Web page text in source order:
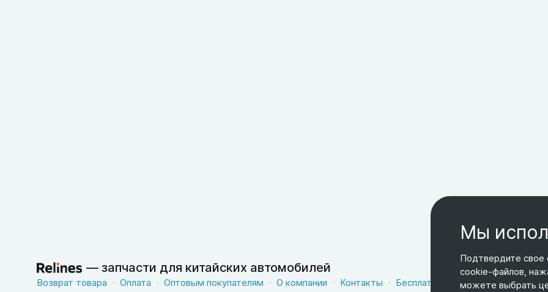
— запчасти для китайских автомобилей
Возврат товара Оплата Оптовым покупателям О компании Контакты Бесплатная доставка
Оферта
Мы
Подтвердите свое
cookie-файлов,
можете выбрать